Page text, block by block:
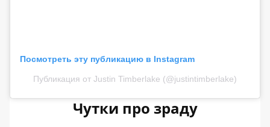
Посмотреть эту публикацию в Instagram
Публикация от Justin Timberlake (@justintimberlake)
Чутки про зраду